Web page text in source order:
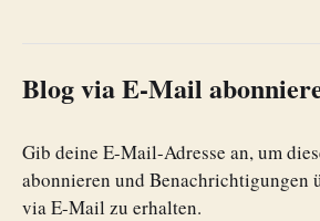
Blog via E-Mail
Gib deine E-Mail-Adresse an, um
abonnieren und Benachrichtigungen
via E-Mail zu erhalten.